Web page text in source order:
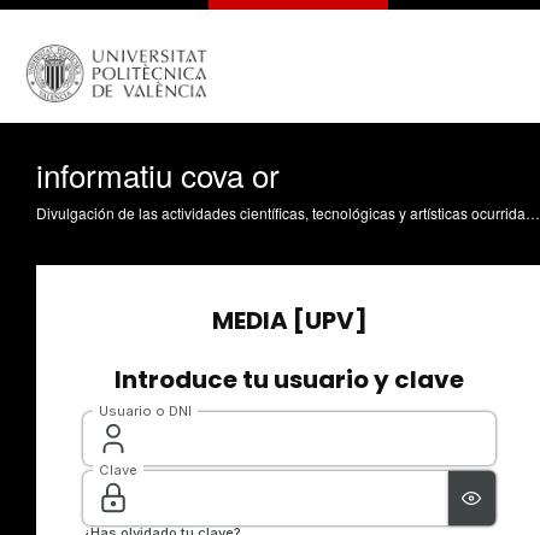
informatiu cova or
Divulgación de las actividades científicas, tecnológicas y artísticas ocurridas en los tres campus de la UPV